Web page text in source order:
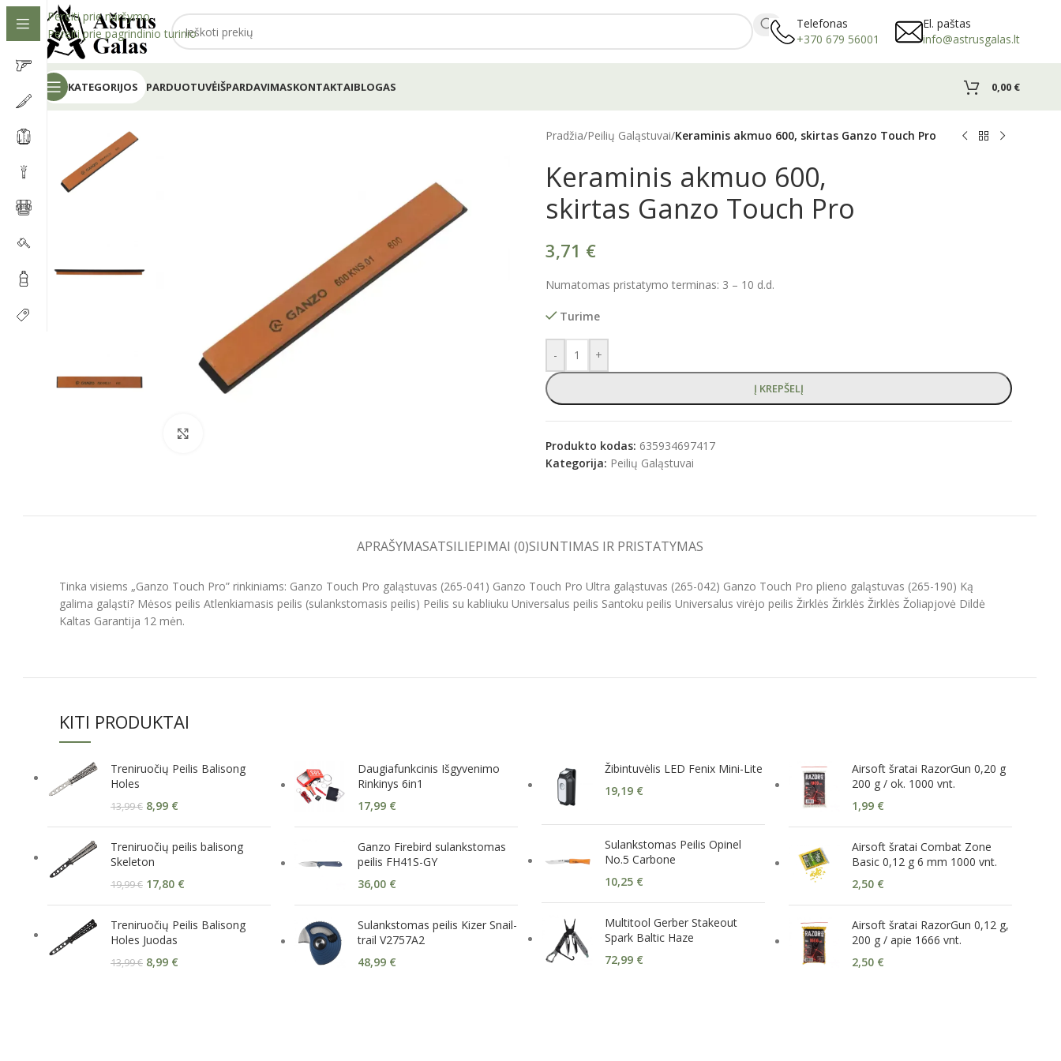
Pereiti prie naršymo
Pereiti prie pagrindinio turinio
Telefonas
+370 679 56001
El. paštas
info@astrusgalas.lt
KATEGORIJOS PARDUOTUVĖIŠPARDAVIMASKONTAKTAIBLOGAS 0,00 €
Pradžia/Peilių Galąstuvai/Keraminis akmuo 600, skirtas Ganzo Touch Pro
Keraminis akmuo 600,
skirtas Ganzo Touch Pro
3,71 €
Numatomas pristatymo terminas: 3 – 10 d.d.
Turime
- +
Į KREPŠELĮ
Produkto kodas: 635934697417
Kategorija: Peilių Galąstuvai
APRAŠYMASATSILIEPIMAI (0)SIUNTIMAS IR PRISTATYMAS
Tinka visiems „Ganzo Touch Pro” rinkiniams: Ganzo Touch Pro galąstuvas (265-041) Ganzo Touch Pro Ultra galąstuvas (265-042) Ganzo Touch Pro plieno galąstuvas (265-190) Ką
galima galąsti? Mėsos peilis Atlenkiamasis peilis (sulankstomasis peilis) Peilis su kabliuku Universalus peilis Santoku peilis Universalus virėjo peilis Žirklės Žirklės Žirklės Žoliapjovė Dildė
Kaltas Garantija 12 mėn.
KITI PRODUKTAI
Treniruočių Peilis Balisong
Holes
13,99€ 8,99 €
Treniruočių peilis balisong
Skeleton
19,99€ 17,80 €
Treniruočių Peilis Balisong
Holes Juodas
13,99€ 8,99 €
Daugiafunkcinis Išgyvenimo
Rinkinys 6in1
17,99 €
Ganzo Firebird sulankstomas
peilis FH41S-GY
36,00 €
Sulankstomas peilis Kizer Snail-
trail V2757A2
48,99 €
Žibintuvėlis LED Fenix Mini-Lite
19,19 €
Sulankstomas Peilis Opinel
No.5 Carbone
10,25 €
Multitool Gerber Stakeout
Spark Baltic Haze
72,99 €
Airsoft šratai RazorGun 0,20 g
200 g / ok. 1000 vnt.
1,99 €
Airsoft šratai Combat Zone
Basic 0,12 g 6 mm 1000 vnt.
2,50 €
Airsoft šratai RazorGun 0,12 g,
200 g / apie 1666 vnt.
2,50 €